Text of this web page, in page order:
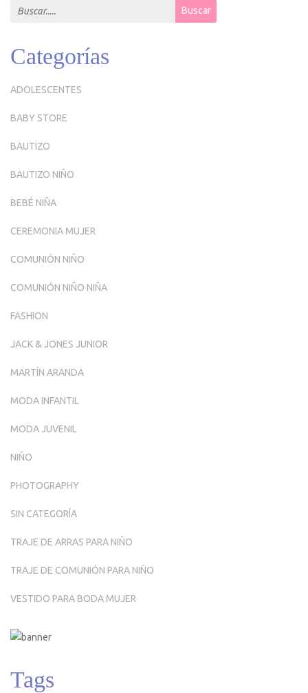
Search for: Buscar
Categorías
ADOLESCENTES
BABY STORE
BAUTIZO
BAUTIZO NIÑO
BEBÉ NIÑA
CEREMONIA MUJER
COMUNIÓN NIÑO
COMUNIÓN NIÑO NIÑA
FASHION
JACK & JONES JUNIOR
MARTÍN ARANDA
MODA INFANTIL
MODA JUVENIL
NIÑO
PHOTOGRAPHY
SIN CATEGORÍA
TRAJE DE ARRAS PARA NIÑO
TRAJE DE COMUNIÓN PARA NIÑO
VESTIDO PARA BODA MUJER
Tags